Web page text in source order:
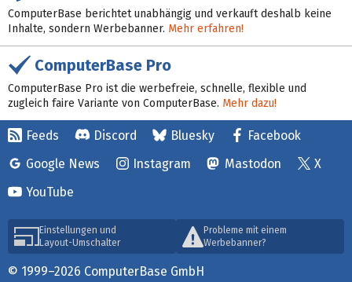
ComputerBase berichtet unabhängig und verkauft deshalb keine
Inhalte, sondern Werbebanner. Mehr erfahren!
ComputerBase Pro
ComputerBase Pro ist die werbefreie, schnelle, flexible und
zugleich faire Variante von ComputerBase. Mehr dazu!
Feeds Discord Bluesky
Facebook
Google News
Instagram Mastodon
X
YouTube
Einstellungen und
Layout-Umschalter
Probleme mit einem
Werbebanner?
© 1999–2026 ComputerBase GmbH